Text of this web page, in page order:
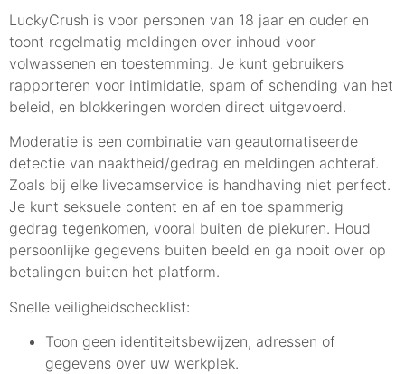
LuckyCrush is voor personen van 18 jaar en ouder en
toont regelmatig meldingen over inhoud voor
volwassenen en toestemming. Je kunt gebruikers
rapporteren voor intimidatie, spam of schending van het
beleid, en blokkeringen worden direct uitgevoerd.
Moderatie is een combinatie van geautomatiseerde
detectie van naaktheid/gedrag en meldingen achteraf.
Zoals bij elke livecamservice is handhaving niet perfect.
Je kunt seksuele content en af en toe spammerig
gedrag tegenkomen, vooral buiten de piekuren. Houd
persoonlijke gegevens buiten beeld en ga nooit over op
betalingen buiten het platform.
Snelle veiligheidschecklist:
Toon geen identiteitsbewijzen, adressen of
gegevens over uw werkplek.